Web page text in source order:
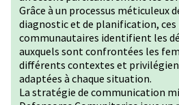
Grâce à un processus méticuleux
diagnostic et de planification, ces
communautaires identifient les
auxquels sont confrontées les
différents contextes et
adaptées à chaque situation.
La stratégie de communication